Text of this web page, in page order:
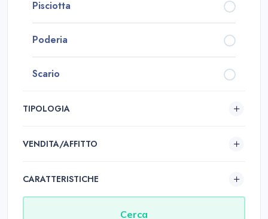
Pisciotta
Poderia
Scario
TIPOLOGIA
VENDITA/AFFITTO
CARATTERISTICHE